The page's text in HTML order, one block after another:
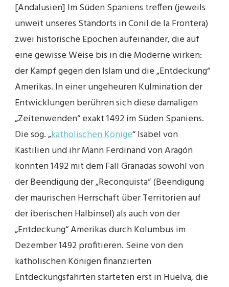
[Andalusien] Im Süden Spaniens treffen (jeweils
unweit unseres Standorts in Conil de la Frontera)
zwei historische Epochen aufeinander, die auf
eine gewisse Weise bis in die Moderne wirken:
der Kampf gegen den Islam und die „Entdeckung“
Amerikas. In einer ungeheuren Kulmination der
Entwicklungen berühren sich diese damaligen
„Zeitenwenden“ exakt 1492 im Süden Spaniens.
Die sog. „katholischen Könige“ Isabel von
Kastilien und ihr Mann Ferdinand von Aragón
konnten 1492 mit dem Fall Granadas sowohl von
der Beendigung der „Reconquista“ (Beendigung
der maurischen Herrschaft über Territorien auf
der iberischen Halbinsel) als auch von der
„Entdeckung“ Amerikas durch Kolumbus im
Dezember 1492 profitieren. Seine von den
katholischen Königen finanzierten
Entdeckungsfahrten starteten erst in Huelva, die